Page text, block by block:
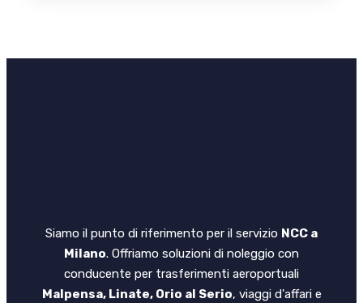
Siamo il punto di riferimento per il servizio NCC a
Milano. Offriamo soluzioni di noleggio con
conducente per trasferimenti aeroportuali
Malpensa, Linate, Orio al Serio, viaggi d'affari e